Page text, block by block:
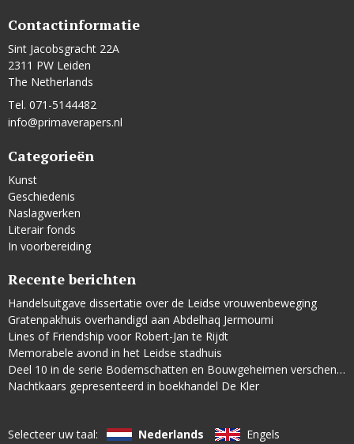
Contactinformatie
Sint Jacobsgracht 22A
2311 PW Leiden
The Netherlands
Tel. 071-5144482
info@primaverapers.nl
Categorieën
Kunst
Geschiedenis
Naslagwerken
Literair fonds
In voorbereiding
Recente berichten
Handelsuitgave dissertatie over de Leidse vrouwenbeweging
Gratenpakhuis overhandigd aan Abdelhaq Jermoumi
Lines of Friendship voor Robert-Jan te Rijdt
Memorabele avond in het Leidse stadhuis
Deel 10 in de serie Bodemschatten en Bouwgeheimen verschenen
Nachtkaars gepresenteerd in boekhandel De Kler
Selecteer uw taal: Nederlands Engels